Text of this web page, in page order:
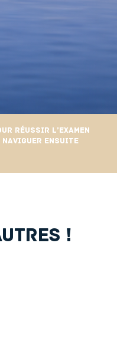
réussir l’examen
naviguer ensuite
!